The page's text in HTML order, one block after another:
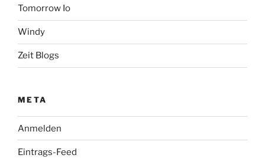
Tomorrow Io
Windy
Zeit Blogs
META
Anmelden
Eintrags-Feed